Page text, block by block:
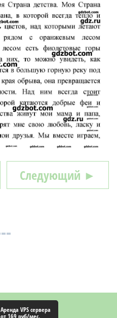
Следующий ►
Аренда VPS сервера
от 169 руб/мес.